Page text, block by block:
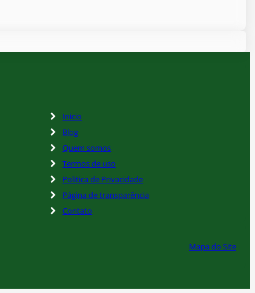
Inicio
Blog
Quem somos
Termos de uso
Politica de Privacidade
Página de transparência
Contato
Mapa do Site